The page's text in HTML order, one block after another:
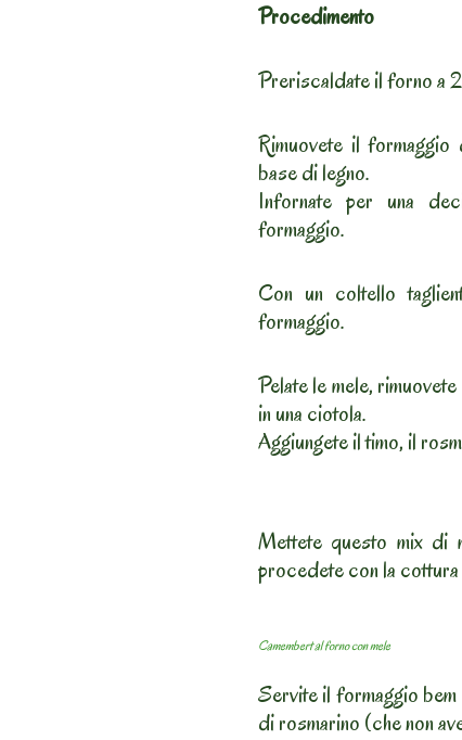
Procedimento
Preriscaldate il forno a
Rimuovete il
base di legno.
Infornate per una
formaggio.
Con un coltello
formaggio.
Pelate le mele,
in una ciotola.
Aggiungete il timo, il
Mettete questo mix di
procedete con la
Camembert al forno con mele
Servite il formaggio
di rosmarino (che non